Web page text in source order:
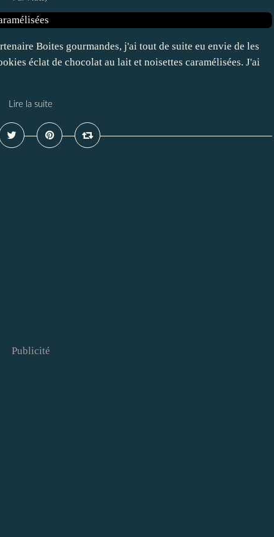
Boites gourmandes, j'ai tout de suite eu envie de les
éclat de chocolat au lait et noisettes caramélisées. J'ai
Lire la suite
Publicité